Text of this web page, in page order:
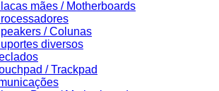
mães / Motherboards
/ Colunas
diversos
/ Trackpad